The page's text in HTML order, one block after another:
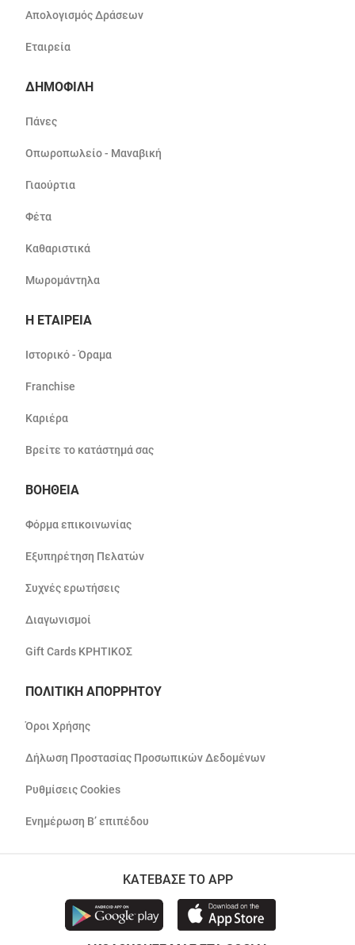
Απολογισμός Δράσεων
Εταιρεία
ΔΗΜΟΦΙΛΗ
Πάνες
Οπωροπωλείο - Μαναβική
Γιαούρτια
Φέτα
Καθαριστικά
Μωρομάντηλα
Η ΕΤΑΙΡΕΙΑ
Ιστορικό - Όραμα
Franchise
Καριέρα
Βρείτε το κατάστημά σας
ΒΟΗΘΕΙΑ
Φόρμα επικοινωνίας
Εξυπηρέτηση Πελατών
Συχνές ερωτήσεις
Διαγωνισμοί
Gift Cards ΚΡΗΤΙΚΟΣ
ΠΟΛΙΤΙΚΗ ΑΠΟΡΡΗΤΟΥ
Όροι Χρήσης
Δήλωση Προστασίας Προσωπικών Δεδομένων
Ρυθμίσεις Cookies
Ενημέρωση Β’ επιπέδου
ΚΑΤΕΒΑΣΕ ΤΟ APP